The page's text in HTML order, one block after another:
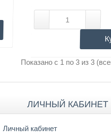
Показано с 1 по 3 из 3
ЛИЧНЫЙ КАБИНЕТ
Личный кабинет